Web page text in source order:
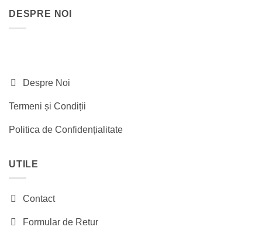
DESPRE NOI
Despre Noi
Termeni și Condiții
Politica de Confidențialitate
UTILE
Contact
Formular de Retur